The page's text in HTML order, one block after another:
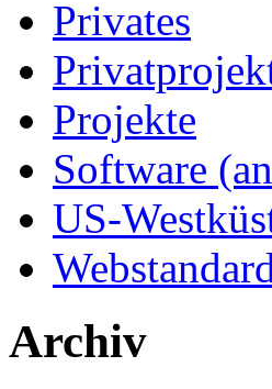
Privates
Projekte
Software
US-
Archiv